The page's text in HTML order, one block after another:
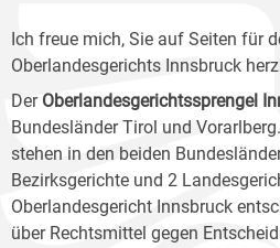
Ich freue mich, Sie auf Seiten für
Oberlandesgerichts Innsbruck
Der Oberlandesgerichtssprengel
Bundesländer Tirol und
stehen in den beiden
Bezirksgerichte und 2
Oberlandesgericht Innsbruck
über Rechtsmittel gegen